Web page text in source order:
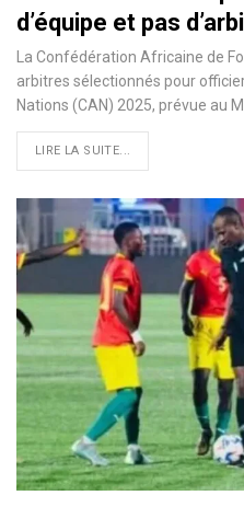
d’équipe et pas
La Confédération Africaine de
arbitres sélectionnés pour
Nations (CAN) 2025, prévue au
LIRE LA SUITE...